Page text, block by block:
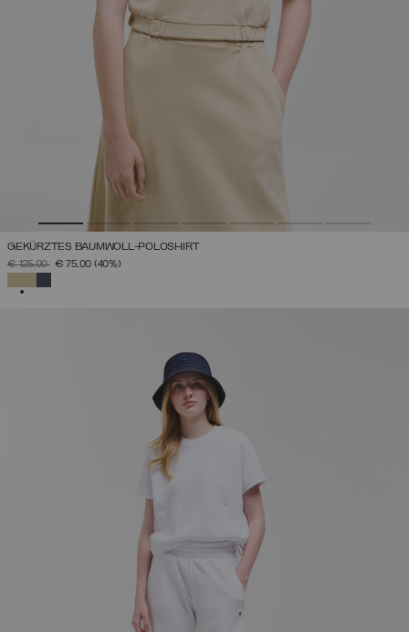
GEKÜRZTES BAUMWOLL-POLOSHIRT
PREIS REDUZIERT VON
€ 125,00AUF
€ 75,00 (40%)